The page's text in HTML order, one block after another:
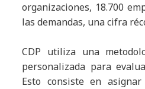
organizaciones, 18.700
las demandas, una cifra
CDP utiliza una
personalizada para
Esto consiste en